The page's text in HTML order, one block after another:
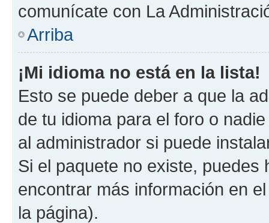
comunícate con La
Arriba
¡Mi idioma no está en la lista!
Esto se puede deber a que la
de tu idioma para el foro o
al administrador si puede
Si el paquete no existe,
encontrar más información en
la página).